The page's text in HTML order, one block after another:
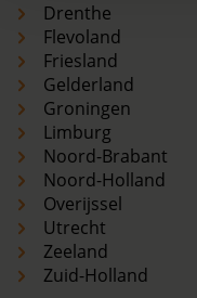
Drenthe
Flevoland
Friesland
Gelderland
Groningen
Limburg
Noord-Brabant
Noord-Holland
Overijssel
Utrecht
Zeeland
Zuid-Holland